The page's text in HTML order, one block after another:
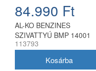
84.990 Ft
AL-KO BENZINES
SZIVATTYÚ BMP 14001
113793